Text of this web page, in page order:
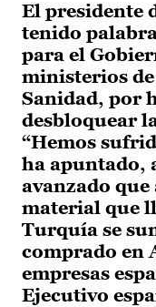
El presidente
tenido
para el
ministerios
Sanidad, por
desbloquear
“Hemos
ha apuntado,
avanzado
material que
Turquía se
comprado en
empresas
Ejecutivo